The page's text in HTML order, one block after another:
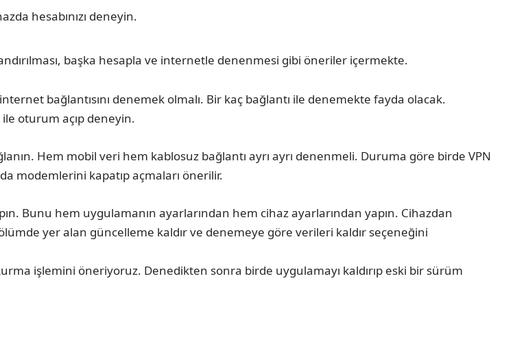
hesabınızı deneyin.
başka hesapla ve internetle denenmesi gibi öneriler içermekte.
bağlantısını denemek olmalı. Bir kaç bağlantı ile denemekte fayda olacak.
oturum açıp deneyin.
Hem mobil veri hem kablosuz bağlantı ayrı ayrı denenmeli. Duruma göre birde VPN
modemlerini kapatıp açmaları önerilir.
Bunu hem uygulamanın ayarlarından hem cihaz ayarlarından yapın. Cihazdan
yer alan güncelleme kaldır ve denemeye göre verileri kaldır seçeneğini
işlemini öneriyoruz. Denedikten sonra birde uygulamayı kaldırıp eski bir sürüm